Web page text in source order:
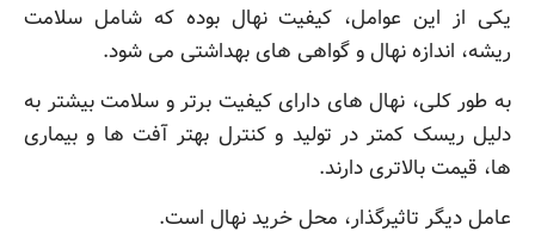
یکی از این عوامل، کیفیت نهال بوده که شامل سلامت
ریشه، اندازه نهال و گواهی های بهداشتی می شود.
به طور کلی، نهال های دارای کیفیت برتر و سلامت بیشتر به
دلیل ریسک کمتر در تولید و کنترل بهتر آفت ها و بیماری
ها، قیمت بالاتری دارند.
عامل دیگر تاثیرگذار، محل خرید نهال است.